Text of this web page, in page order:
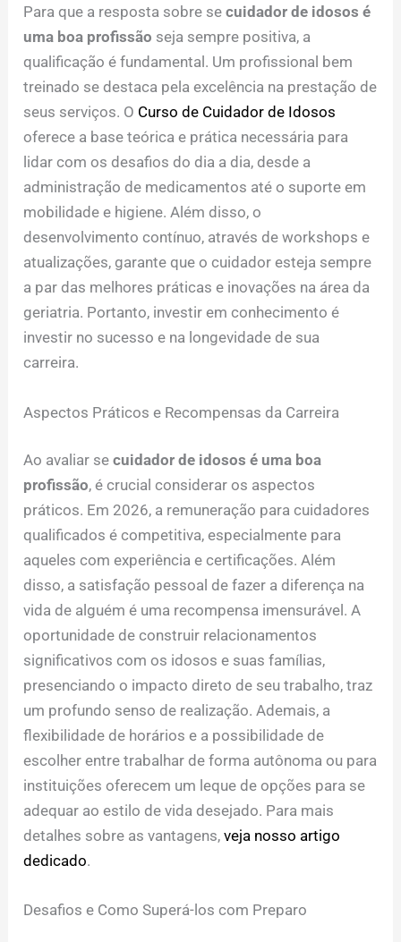
Para que a resposta sobre secuidador de idosos é
uma boa profissão seja sempre positiva, a
qualificação é fundamental. Um profissional bem
treinado se destaca pela excelência na prestação de
seus serviços. O Curso de Cuidador de Idosos
oferece a base teórica e prática necessária para
lidar com os desafios do dia a dia, desde a
administração de medicamentos até o suporte em
mobilidade e higiene. Além disso, o
desenvolvimento contínuo, através de workshops e
atualizações, garante que o cuidador esteja sempre
a par das melhores práticas e inovações na área da
geriatria. Portanto, investir em conhecimento é
investir no sucesso e na longevidade de sua
carreira.
Aspectos Práticos e Recompensas da Carreira
Ao avaliar secuidador de idosos é uma boa
profissão, é crucial considerar os aspectos
práticos. Em 2026, a remuneração para cuidadores
qualificados é competitiva, especialmente para
aqueles com experiência e certificações. Além
disso, a satisfação pessoal de fazer a diferença na
vida de alguém é uma recompensa imensurável. A
oportunidade de construir relacionamentos
significativos com os idosos e suas famílias,
presenciando o impacto direto de seu trabalho, traz
um profundo senso de realização. Ademais, a
flexibilidade de horários e a possibilidade de
escolher entre trabalhar de forma autônoma ou para
instituições oferecem um leque de opções para se
adequar ao estilo de vida desejado. Para mais
detalhes sobre as vantagens,veja nosso artigo
dedicado.
Desafios e Como Superá-los com Preparo